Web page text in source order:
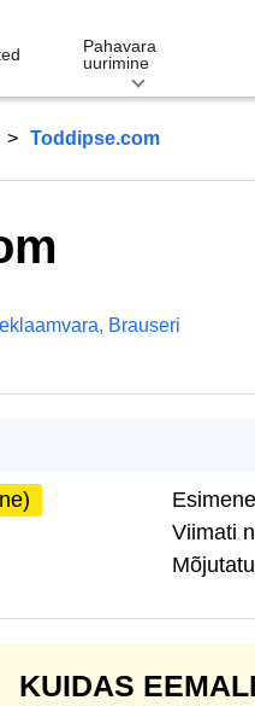
Pahavara
uurimine
Toddipse.com
, Brauseri
Viimati
KUIDAS